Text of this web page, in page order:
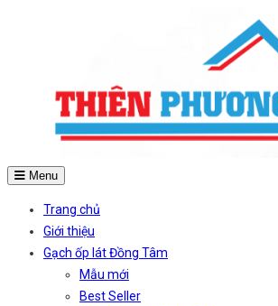
Menu
Trang chủ
Giới thiệu
Gạch ốp lát Đồng Tâm
Mẫu mới
Best Seller